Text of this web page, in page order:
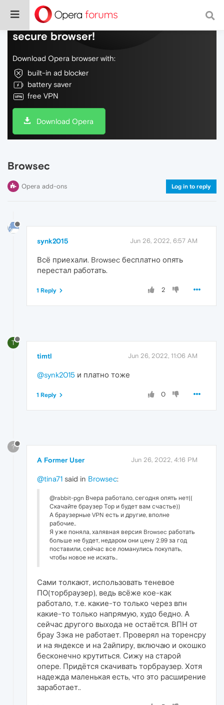
Do more on the web, with a fast and
secure browser!
Download Opera browser with:
built-in ad blocker
battery saver
free VPN
Download Opera
Browsec
Opera add-ons Log in to reply
synk2015 Jun 26, 2022, 6:57 AM
Всё приехали. Browsec бесплатно опять
перестал работать.
2
1 Reply
T
timtl Jun 26, 2022, 11:06 AM
@synk2015 и платно тоже
0
1 Reply
?
A Former User Jun 26, 2022, 4:16 PM
@tina71 said in Browsec:
@rabbit-pgn Вчера работало, сегодня опять нет((
Скачайте браузер Тор и будет вам счастье))
А браузерные VPN есть и другие, вполне
рабочие..
Я уже поняла, халявная версия Browsec работать
больше не будет, недаром они цену 2.99 за год
поставили, сейчас все ломанулись покупать,
чтобы новое не искать..
Сами толкают, использовать теневое
ПО(торбраузер), ведь всёже кое-как
работало, т.е. какие-то только через впн
какие-то только напрямую, худо бедно. А
сейчас другого выхода не остаётся. ВПН от
брау Зэка не работает. Проверял на торенсру
и на яндексе и на 2айпиру, включаю и окошко
бесконечно крутиться. Сижу на старой
опере. Придётся скачивать торбраузер. Хотя
надежда маленькая есть, что это расширение
заработает..